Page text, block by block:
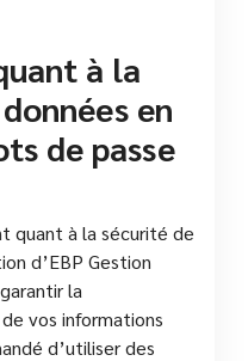
à la
en
de passe
quant à la sécurité de
d’EBP Gestion
la
vos informations
d’utiliser des